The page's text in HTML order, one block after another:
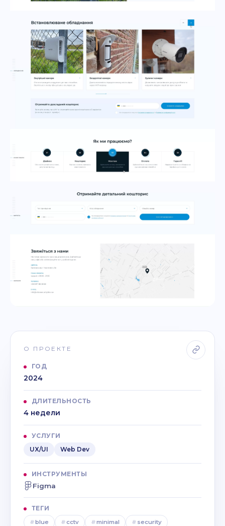
О ПРОЕКТЕ
ГОД
2024
ДЛИТЕЛЬНОСТЬ
4 недели
УСЛУГИ
UX/UI
Web Dev
ИНСТРУМЕНТЫ
Figma
ТЕГИ
#blue #cctv #minimal # security